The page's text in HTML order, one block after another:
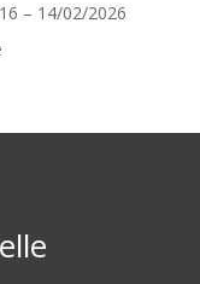
– 14/02/2026